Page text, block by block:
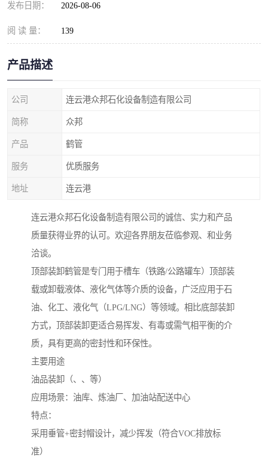
发布日期： 2026-08-06
阅 读 量： 139
产品描述
公司 连云港众邦石化设备制造有限公司
简称 众邦
产品 鹤管
服务 优质服务
地址 连云港
连云港众邦石化设备制造有限公司的诚信、实力和产品
质量获得业界的认可。欢迎各界朋友莅临参观、和业务
洽谈。
顶部装卸鹤管是专门用于槽车（铁路/公路罐车）顶部装
载或卸载液体、液化气体等介质的设备，广泛应用于石
油、化工、液化气（LPG/LNG）等领域。相比底部装卸
方式，顶部装卸更适合易挥发、有毒或需气相平衡的介
质，具有更高的密封性和环保性。
主要用途
油品装卸（、、等）
应用场景：油库、炼油厂、加油站配送中心
特点：
采用垂管+密封帽设计，减少挥发（符合VOC排放标
准）